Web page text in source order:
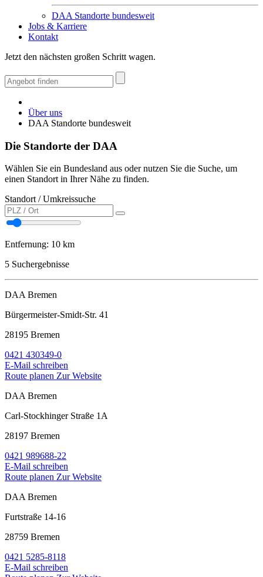
DAA Standorte bundesweit
Jobs & Karriere
Kontakt
Jetzt den nächsten großen Schritt wagen.
Über uns
DAA Standorte bundesweit
Die Standorte der DAA
Wählen Sie ein Bundesland aus oder nutzen Sie die Suche, um
einen Standort in Ihrer Nähe zu finden.
Standort / Umkreissuche
Entfernung: 10 km
5 Suchergebnisse
DAA Bremen
Bürgermeister-Smidt-Str. 41
28195 Bremen
0421 430349-0
E-Mail schreiben
Route planen Zur Website
DAA Bremen
Carl-Stockhinger Straße 1A
28197 Bremen
0421 989688-22
E-Mail schreiben
Route planen Zur Website
DAA Bremen
Furtstraße 14-16
28759 Bremen
0421 5285-8118
E-Mail schreiben